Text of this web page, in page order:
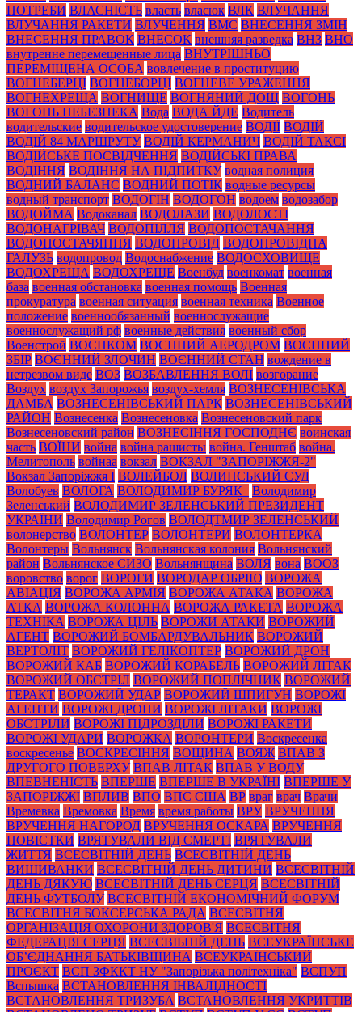
ПОТРЕБИ ВЛАСНІСТЬ власть власюк ВЛК ВЛУЧАННЯ
ВЛУЧАННЯ РАКЕТИ ВЛУЧЕННЯ ВМС ВНЕСЕННЯ ЗМІН
ВНЕСЕННЯ ПРАВОК ВНЕСОК внешняя разведка ВНЗ ВНО
внутренне перемещенные лица ВНУТРІШНЬО
ПЕРЕМІЩЕНА ОСОБА вовлечение в проституцию
ВОГНЕБЕРЦІ ВОГНЕБОРЦІ ВОГНЕВЕ УРАЖЕННЯ
ВОГНЕХРЕЩА ВОГНИЩЕ ВОГНЯНИЙ ДОЩ ВОГОНЬ
ВОГОНЬ НЕБЕЗПЕКА Вода ВОДА ЙДЕ Водитель
водительские водительское удостоверение ВОДІЇ ВОДІЙ
ВОДІЙ 84 МАРШРУТУ ВОДІЙ КЕРМАНИЧ ВОДІЙ ТАКСІ
ВОДІЙСЬКЕ ПОСВІДЧЕННЯ ВОДІЙСЬКІ ПРАВА
ВОДІННЯ ВОДІННЯ НА ПІДПИТКУ водная полиция
ВОДНИЙ БАЛАНС ВОДНИЙ ПОТІК водные ресурсы
водный транспорт ВОДОГІН ВОДОГОН водоем водозабор
ВОДОЙМА Водоканал ВОДОЛАЗИ ВОДОЛОСТІ
ВОДОНАГРІВАЧ ВОДОПІЛЛЯ ВОДОПОСТАЧАННЯ
ВОДОПОСТАЧЯННЯ ВОДОПРОВІД ВОДОПРОВІДНА
ГАЛУЗЬ водопровод Водоснабжение ВОДОСХОВИЩЕ
ВОДОХРЕЩА ВОДОХРЕЩЕ Военбуд военкомат военная
база военная обстановка военная помощь Военная
прокуратура военная ситуация военная техника Военное
положение военнообязанный военнослужащие
военнослужащий рф военные действия военный сбор
Военстрой ВОЄНКОМ ВОЄННИЙ АЕРОДРОМ ВОЄННИЙ
ЗБІР ВОЄННИЙ ЗЛОЧИН ВОЄННИЙ СТАН вождение в
нетрезвом виде ВОЗ ВОЗБАВЛЕННЯ ВОЛІ возгорание
Воздух воздух Запорожья воздух-хемля ВОЗНЕСЕНІВСЬКА
ДАМБА ВОЗНЕСЕНІВСЬКИЙ ПАРК ВОЗНЕСЕНІВСЬКИЙ
РАЙОН Вознесенка Вознесеновка Вознесеновский парк
Вознесеновский район ВОЗНЕСІННЯ ГОСПОДНЄ воинская
часть ВОЇНИ война война рашисты война. Генштаб война.
Мелитополь войнаа вокзал ВОКЗАЛ "ЗАПОРІЖЖЯ-2"
Вокзал Запоріжжя І ВОЛЕЙБОЛ ВОЛИНСЬКИЙ СУД
Волобуев ВОЛОГА ВОЛОДИМИР БУРЯК_
Володимир
Зеленський ВОЛОДИМИР ЗЕЛЕНСЬКИЙ ПРЕЗИДЕНТ
УКРАЇНИ Володимир Рогов ВОЛОДТМИР ЗЕЛЕНСЬКИЙ
волонерство ВОЛОНТЕР ВОЛОНТЕРИ ВОЛОНТЕРКА
Волонтеры Вольнянск Вольнянская колония Вольнянский
район Вольнянское СИЗО Вольнянщина ВОЛЯ вона ВООЗ
воровство ворог ВОРОГИ ВОРОДАР ОБРІЮ ВОРОЖА
АВІАЦІЯ ВОРОЖА АРМІЯ ВОРОЖА АТАКА ВОРОЖА
АТКА ВОРОЖА КОЛОННА ВОРОЖА РАКЕТА ВОРОЖА
ТЕХНІКА ВОРОЖА ЦІЛЬ ВОРОЖИ АТАКИ ВОРОЖИЙ
АГЕНТ ВОРОЖИЙ БОМБАРДУВАЛЬНИК ВОРОЖИЙ
ВЕРТОЛІТ ВОРОЖИЙ ГЕЛІКОПТЕР ВОРОЖИЙ ДРОН
ВОРОЖИЙ КАБ ВОРОЖИЙ КОРАБЕЛЬ ВОРОЖИЙ ЛІТАК
ВОРОЖИЙ ОБСТРІЛ ВОРОЖИЙ ПОПЛІЧНИК ВОРОЖИЙ
ТЕРАКТ ВОРОЖИЙ УДАР ВОРОЖИЙ ШПИГУН ВОРОЖІ
АГЕНТИ ВОРОЖІ ДРОНИ ВОРОЖІ ЛІТАКИ ВОРОЖІ
ОБСТРІЛИ ВОРОЖІ ПІДРОЗДІЛИ ВОРОЖІ РАКЕТИ
ВОРОЖІ УДАРИ ВОРОЖКА ВОРОНТЕРИ Воскресенка
воскресенье ВОСКРЕСІННЯ ВОЩИНА ВОЯЖ ВПАВ З
ДРУГОГО ПОВЕРХУ ВПАВ ЛІТАК ВПАВ У ВОДУ
ВПЕВНЕНІСТЬ ВПЕРШЕ ВПЕРШЕ В УКРАЇНІ ВПЕРШЕ У
ЗАПОРІЖЖІ ВПЛИВ ВПО ВПС США ВР враг врач Врачи
Времевка Времовка Время время работы ВРУ ВРУЧЕННЯ
ВРУЧЕННЯ НАГОРОД ВРУЧЕННЯ ОСКАРА ВРУЧЕННЯ
ПОВІСТКИ ВРЯТУВАЛИ ВІД СМЕРТІ ВРЯТУВАЛИ
ЖИТТЯ ВСЕСВІТНІЙ ДЕНЬ ВСЕСВІТНІЙ ДЕНЬ
ВИШИВАНКИ ВСЕСВІТНІЙ ДЕНЬ ДИТИНИ ВСЕСВІТНІЙ
ДЕНЬ ДЯКУЮ ВСЕСВІТНІЙ ДЕНЬ СЕРЦЯ ВСЕСВІТНІЙ
ДЕНЬ ФУТБОЛУ ВСЕСВІТНІЙ ЕКОНОМІЧНИЙ ФОРУМ
ВСЕСВІТНЯ БОКСЕРСЬКА РАДА ВСЕСВІТНЯ
ОРГАНІЗАЦІЯ ОХОРОНИ ЗДОРОВ'Я ВСЕСВІТНЯ
ФЕДЕРАЦІЯ СЕРЦЯ ВСЕСВІЬНІЙ ДЕНЬ ВСЕУКРАЇНСЬКЕ
ОБ’ЄДНАННЯ БАТЬКІВЩИНА ВСЕУКРАЇНСЬКИЙ
ПРОЄКТ ВСП ЗФККТ НУ "Запорізька політехніка" ВСПУП
Вспышка ВСТАНОВЛЕННЯ ІНВАЛІДНОСТІ
ВСТАНОВЛЕННЯ ТРИЗУБА ВСТАНОВЛЕННЯ УКРИТТІВ